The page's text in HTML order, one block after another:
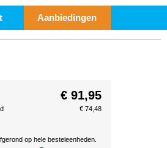
Aanbiedingen
€ 91,95
€ 74,48
op hele besteleenheden.